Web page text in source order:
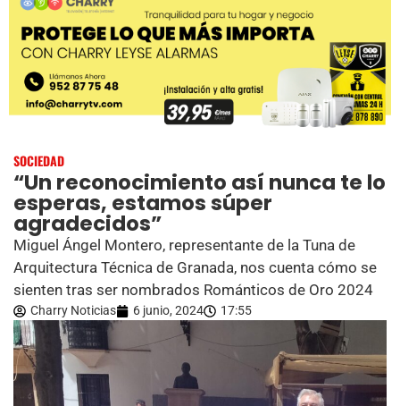
SOCIEDAD
“Un reconocimiento así nunca te lo
esperas, estamos súper
agradecidos”
Miguel Ángel Montero, representante de la Tuna de
Arquitectura Técnica de Granada, nos cuenta cómo se
sienten tras ser nombrados Románticos de Oro 2024
Charry Noticias 6 junio, 2024 17:55